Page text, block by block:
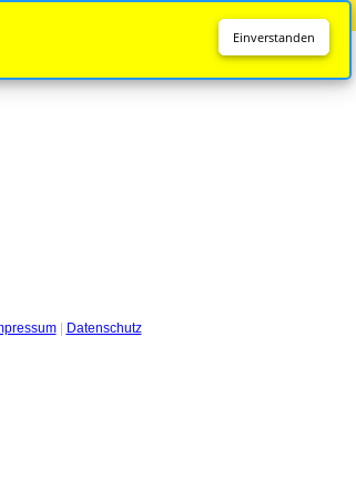
| Datenschutz
Einverstanden